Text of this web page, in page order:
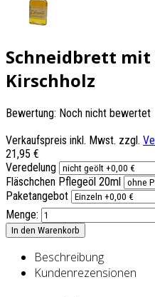
Schneidbrett mit
Kirschholz
Bewertung: Noch nicht bewertet
Verkaufspreis inkl. Mwst. zzgl.
21,95 €
Veredelung
Fläschchen Pflegeöl 20ml
Paketangebot
Menge:
Beschreibung
Kundenrezensionen